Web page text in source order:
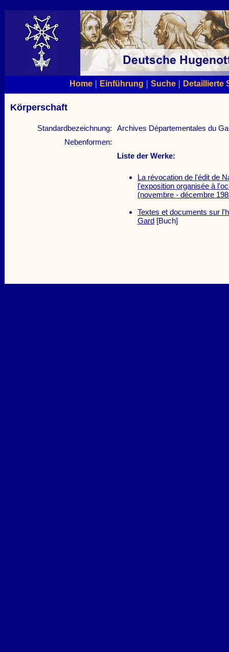
Home| Einführung | Suche| Detaillierte
Körperschaft
Standardbezeichnung:
Archives Départementales du
Nebenformen:
Liste der Werke:
La révocation de l'édit de
l'exposition organisée à
(novembre - décembre
Textes et documents sur
Gard[Buch]